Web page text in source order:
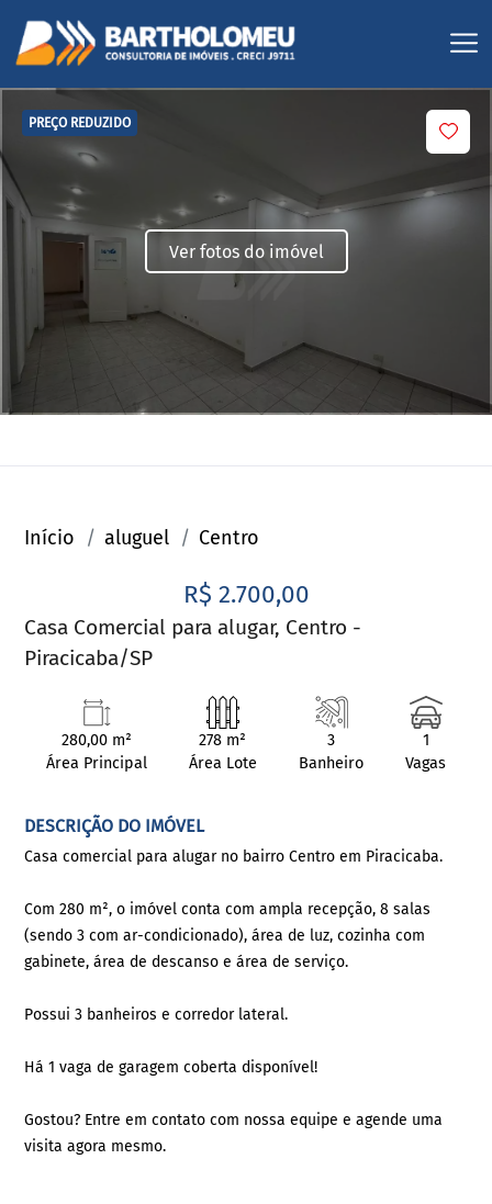
PREÇO REDUZIDO
Ver fotos do imóvel
Início aluguel Centro
R$ 2.700,00
Casa Comercial para alugar, Centro -
Piracicaba/SP
280,00 m²
Área Principal
278 m²
Área Lote
3
Banheiro
1
Vagas
DESCRIÇÃO DO IMÓVEL
Casa comercial para alugar no bairro Centro em Piracicaba.
Com 280 m², o imóvel conta com ampla recepção, 8 salas
(sendo 3 com ar-condicionado), área de luz, cozinha com
gabinete, área de descanso e área de serviço.
Possui 3 banheiros e corredor lateral.
Há 1 vaga de garagem coberta disponível!
Gostou? Entre em contato com nossa equipe e agende uma
visita agora mesmo.